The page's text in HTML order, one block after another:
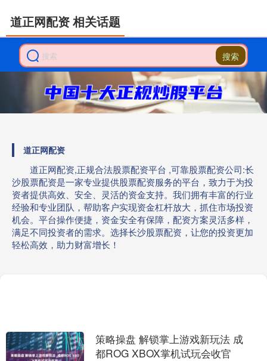
搜索
道正网配资
道正网配资,正规合法股票配资平台 ,可靠股票配资公司:长
沙股票配资是一家专业提供股票配资服务的平台，致力于为投
资者提供高效、安全、灵活的资金支持。我们拥有丰富的行业
经验和专业团队，帮助客户实现资金杠杆放大，抓住市场投资
机会。平台操作便捷，资金安全有保障，配资方案灵活多样，
满足不同投资者的需求。选择长沙股票配资，让您的投资更加
轻松高效，助力财富增长！
道正网配资 相关话题
策略操盘 解锁掌上游戏新玩法 成
都ROG XBOX掌机试玩会收官